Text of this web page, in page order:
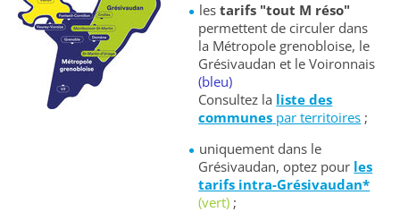
les tarifs "tout M réso"
permettent de circuler dans
la Métropole grenobloise, le
Grésivaudan et le Voironnais
(bleu)
Consultez la liste des
communes par territoires ;
uniquement dans le
Grésivaudan, optez pour les
tarifs intra-Grésivaudan*
(vert) ;